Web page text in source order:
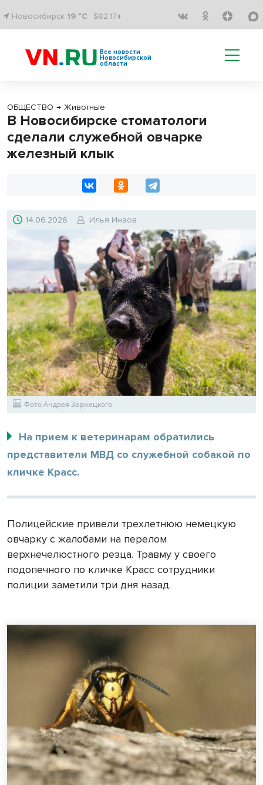
Новосибирск 19 °C $82.17↑
Все новости
Новосибирской
области
ОБЩЕСТВО → Животные
В Новосибирске стоматологи
сделали служебной овчарке
железный клык
14.06.2026 Илья Инзов
Фото Андрея Заржецкого
На прием к ветеринарам обратились
представители МВД со служебной собакой по
кличке Красс.
Полицейские привели трехлетнюю немецкую
овчарку с жалобами на перелом
верхнечелюстного резца. Травму у своего
подопечного по кличке Красс сотрудники
полиции заметили три дня назад.